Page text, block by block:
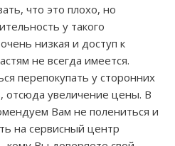
что это плохо, но
у такого
низкая и доступ к
не всегда имеется.
перепокупать у сторонних
отсюда увеличение цены. В
Вам не полениться и
на сервисный центр